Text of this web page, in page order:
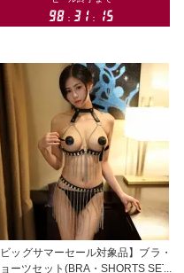
ビッグサマーセール対象品】ブラ・
ーツセット(BRA・SHORTS SET)